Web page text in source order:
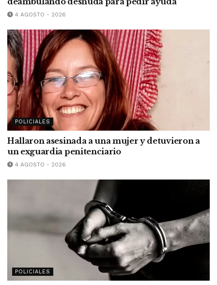
4 AGOSTO - 2026
POLICIALES
Hallaron asesinada a una mujer y detuvieron a
un exguardia penitenciario
4 AGOSTO - 2026
POLICIALES